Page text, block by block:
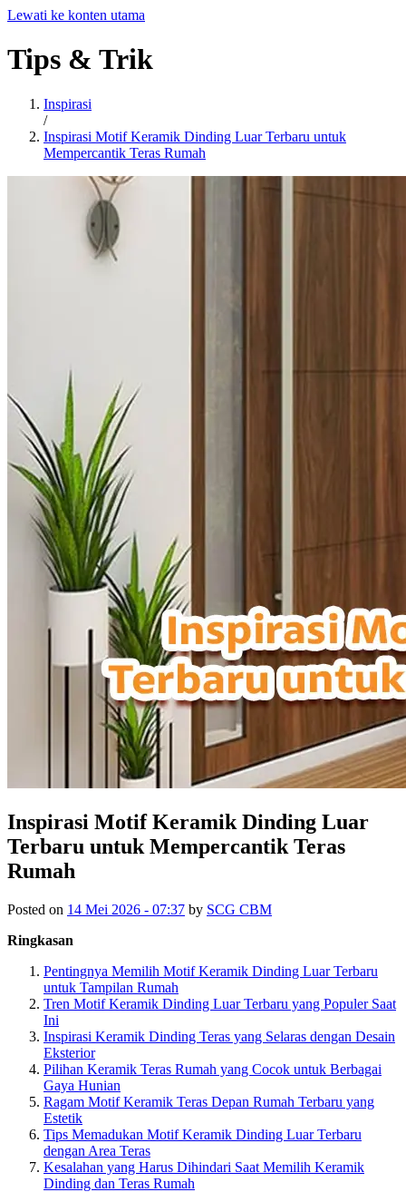
Lewati ke konten utama
Tips & Trik
Inspirasi
/
Inspirasi Motif Keramik Dinding Luar Terbaru untuk
Mempercantik Teras Rumah
Inspirasi Motif Keramik Dinding Luar
Terbaru untuk Mempercantik Teras
Rumah
Posted on 14 Mei 2026 - 07:37 by SCG CBM
Ringkasan
Pentingnya Memilih Motif Keramik Dinding Luar Terbaru
untuk Tampilan Rumah
Tren Motif Keramik Dinding Luar Terbaru yang Populer Saat
Ini
Inspirasi Keramik Dinding Teras yang Selaras dengan Desain
Eksterior
Pilihan Keramik Teras Rumah yang Cocok untuk Berbagai
Gaya Hunian
Ragam Motif Keramik Teras Depan Rumah Terbaru yang
Estetik
Tips Memadukan Motif Keramik Dinding Luar Terbaru
dengan Area Teras
Kesalahan yang Harus Dihindari Saat Memilih Keramik
Dinding dan Teras Rumah